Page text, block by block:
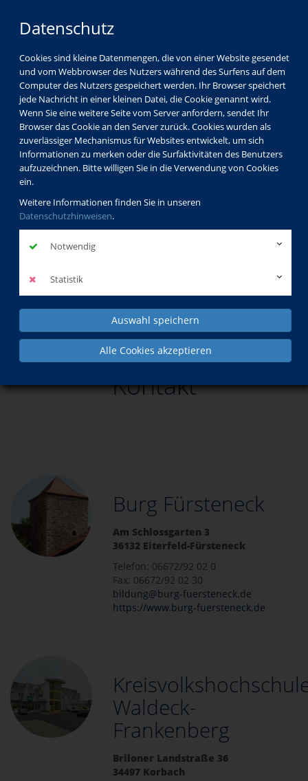
Datenschutz
Cookies sind kleine Datenmengen, die von einer Website gesendet
und vom Webbrowser des Nutzers während des Surfens auf dem
Computer des Nutzers gespeichert werden. Ihr Browser speichert
jede Nachricht in einer kleinen Datei, die Cookie genannt wird.
Wenn Sie eine weitere Seite vom Server anfordern, sendet Ihr
Browser das Cookie an den Server zurück. Cookies wurden als
zuverlässiger Mechanismus für Websites entwickelt, um sich
Informationen zu merken oder die Surfaktivitäten des Benutzers
aufzuzeichnen. Bitte willigen Sie in die Verwendung von Cookies
ein.
Weitere Informationen finden Sie in unseren
Datenschutzhinweisen.
Notwendig
Statistik
Auswahl speichern
Alle Cookies akzeptieren
Kontakt
Burg Fürsteneck
Am Schlossgarten 3
36132 Eiterfeld-Fürsteneck
Telefon: 06672/92 02 0
Fax: 06672/92 02 30
bildung@burg-fuersteneck.de
https://www.burg-fuersteneck.de
Waldeck-
Frankenberg
Briloner Landstraße 36
34497 Korbach